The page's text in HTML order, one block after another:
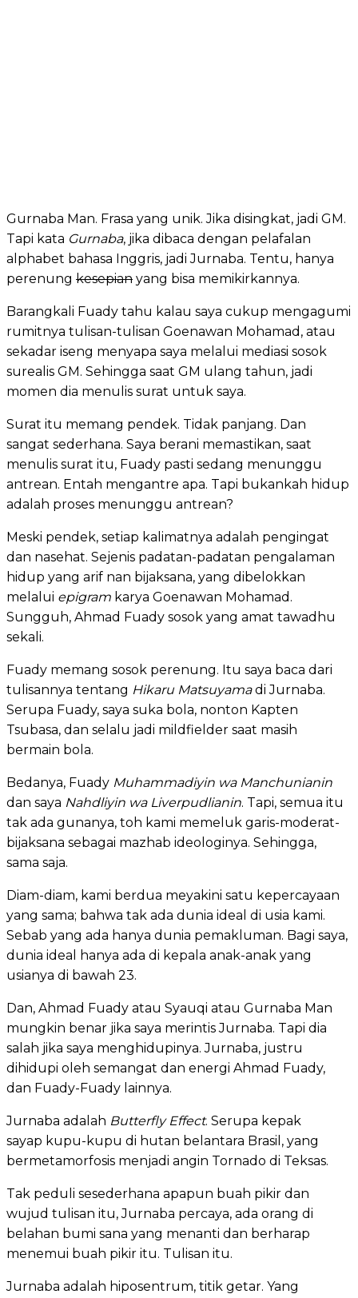
Gurnaba Man. Frasa yang unik. Jika disingkat, jadi GM.
Tapi kata Gurnaba, jika dibaca dengan pelafalan
alphabet bahasa Inggris, jadi Jurnaba. Tentu, hanya
perenung kesepian yang bisa memikirkannya.
Barangkali Fuady tahu kalau saya cukup mengagumi
rumitnya tulisan-tulisan Goenawan Mohamad, atau
sekadar iseng menyapa saya melalui mediasi sosok
surealis GM. Sehingga saat GM ulang tahun, jadi
momen dia menulis surat untuk saya.
Surat itu memang pendek. Tidak panjang. Dan
sangat sederhana. Saya berani memastikan, saat
menulis surat itu, Fuady pasti sedang menunggu
antrean. Entah mengantre apa. Tapi bukankah hidup
adalah proses menunggu antrean?
Meski pendek, setiap kalimatnya adalah pengingat
dan nasehat. Sejenis padatan-padatan pengalaman
hidup yang arif nan bijaksana, yang dibelokkan
melalui epigram karya Goenawan Mohamad.
Sungguh, Ahmad Fuady sosok yang amat tawadhu
sekali.
Fuady memang sosok perenung. Itu saya baca dari
tulisannya tentang Hikaru Matsuyamadi Jurnaba.
Serupa Fuady, saya suka bola, nonton Kapten
Tsubasa, dan selalu jadi mildfielder saat masih
bermain bola.
Bedanya, Fuady Muhammadiyin wa Manchunianin
dan saya Nahdliyin wa Liverpudlianin. Tapi, semua itu
tak ada gunanya, toh kami memeluk garis-moderat-
bijaksana sebagai mazhab ideologinya. Sehingga,
sama saja.
Diam-diam, kami berdua meyakini satu kepercayaan
yang sama; bahwa tak ada dunia ideal di usia kami.
Sebab yang ada hanya dunia pemakluman. Bagi saya,
dunia ideal hanya ada di kepala anak-anak yang
usianya di bawah 23.
Dan, Ahmad Fuady atau Syauqi atau Gurnaba Man
mungkin benar jika saya merintis Jurnaba. Tapi dia
salah jika saya menghidupinya. Jurnaba, justru
dihidupi oleh semangat dan energi Ahmad Fuady,
dan Fuady-Fuady lainnya.
Jurnaba adalah Butterfly Effect. Serupa kepak
sayap kupu-kupu di hutan belantara Brasil, yang
bermetamorfosis menjadi angin Tornado di Teksas.
Tak peduli sesederhana apapun buah pikir dan
wujud tulisan itu, Jurnaba percaya, ada orang di
belahan bumi sana yang menanti dan berharap
menemui buah pikir itu. Tulisan itu.
Jurnaba adalah hiposentrum, titik getar. Yang